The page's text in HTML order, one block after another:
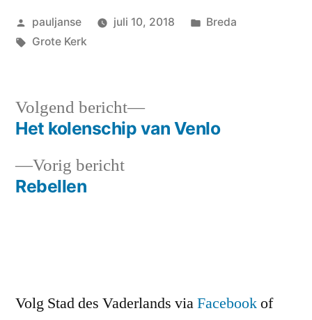
Geplaatst
door
pauljanse juli 10, 2018
Geplaatst
Breda
Tags:
Grote Kerk
Bericht
navigatie
Vorig berichtVorig
Rebellen
Volgend bericht
Volgend
bericht:
Het kolenschip van Venlo
Volg Stad des Vaderlands viaFacebookof